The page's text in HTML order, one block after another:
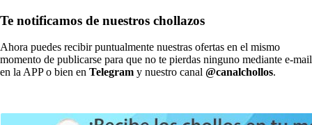
Te notificamos de nuestros chollazos
Ahora puedes recibir puntualmente nuestras ofertas en el mismo
momento de publicarse para que no te pierdas ninguno mediante e-mail
en la APP o bien en Telegram y nuestro canal @canalchollos.